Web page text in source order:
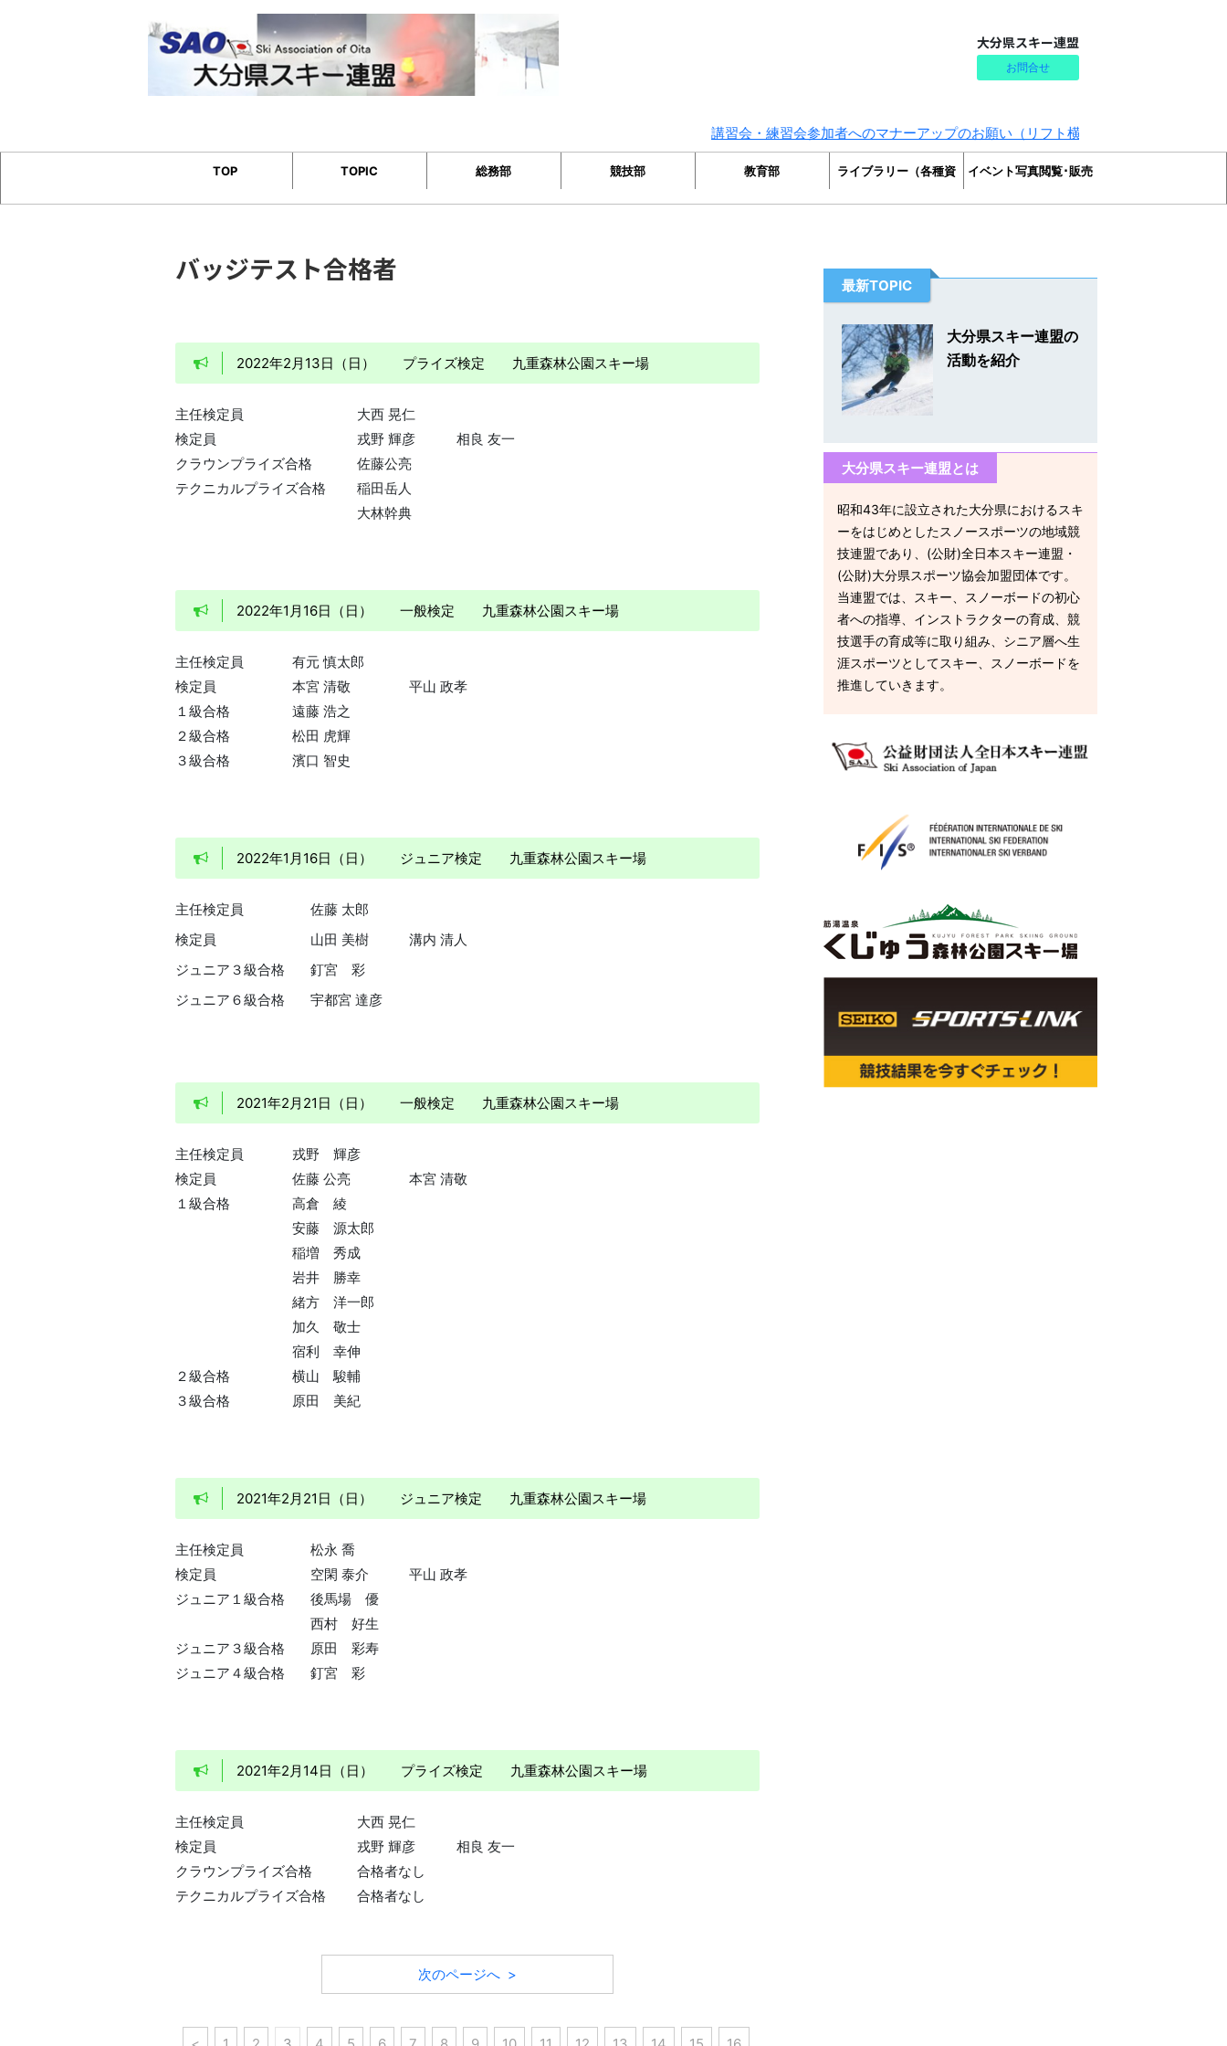
大分県スキー連盟
お問合せ
講習会・練習会参加者へのマナーアップのお願い（リフト横入り・割込み防止）
TOP TOPIC 総務部 競技部 教育部 ライブラリー（各種資
料）
イベント写真閲覧･販売
バッジテスト合格者
2022年2月13日（日） プライズ検定 九重森林公園スキー場
主任検定員
大西 晃仁
検定員
戎野 輝彦
相良 友一
クラウンプライズ合格
佐藤公亮
テクニカルプライズ合格
稲田岳人
大林幹典
2022年1月16日（日） 一般検定 九重森林公園スキー場
主任検定員
有元 慎太郎
検定員
本宮 清敬
平山 政孝
１級合格
遠藤 浩之
２級合格
松田 虎輝
３級合格
濱口 智史
2022年1月16日（日） ジュニア検定 九重森林公園スキー場
主任検定員
佐藤 太郎
検定員
山田 美樹
溝内 清人
ジュニア３級合格
釘宮 彩
ジュニア６級合格
宇都宮 達彦
2021年2月21日（日） 一般検定 九重森林公園スキー場
主任検定員
戎野 輝彦
検定員
佐藤 公亮
本宮 清敬
１級合格
高倉 綾
安藤 源太郎
稲増 秀成
岩井 勝幸
緒方 洋一郎
加久 敬士
宿利 幸伸
２級合格
横山 駿輔
３級合格
原田 美紀
2021年2月21日（日） ジュニア検定 九重森林公園スキー場
主任検定員
松永 喬
検定員
空閑 泰介
平山 政孝
ジュニア１級合格
後馬場 優
西村 好生
ジュニア３級合格
原田 彩寿
ジュニア４級合格
釘宮 彩
2021年2月14日（日） プライズ検定 九重森林公園スキー場
主任検定員
大西 晃仁
検定員
戎野 輝彦
相良 友一
クラウンプライズ合格
合格者なし
テクニカルプライズ合格
合格者なし
次のページへ >
最新TOPIC
大分県スキー連盟の
活動を紹介
大分県スキー連盟とは
昭和43年に設立された大分県におけるスキ
ーをはじめとしたスノースポーツの地域競
技連盟であり、(公財)全日本スキー連盟・
(公財)大分県スポーツ協会加盟団体です。
当連盟では、スキー、スノーボードの初心
者への指導、インストラクターの育成、競
技選手の育成等に取り組み、シニア層へ生
涯スポーツとしてスキー、スノーボードを
推進していきます。